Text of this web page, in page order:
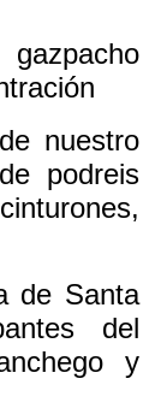
nuestro
podreis
de Santa
del
y